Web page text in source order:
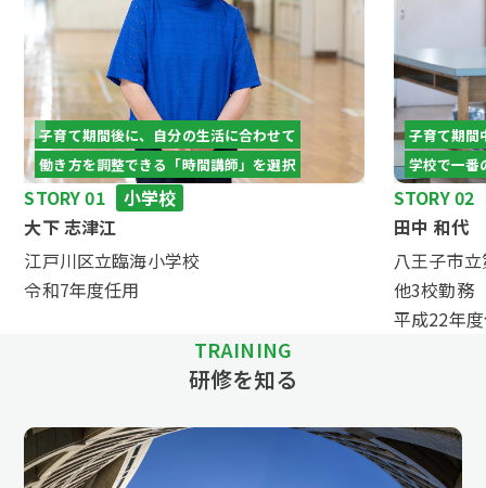
子育て期間後に、自分の生活に合わせて
働き方を調整できる「時間講師」を選択
STORY 01
小学校
大下 志津江
江戸川区立臨海小学校
令和7年度任用
子育て期間
学校で一番
STORY 02
田中 和代
八王子市
他3校勤務
平成22年
TRAINING
研修を知る